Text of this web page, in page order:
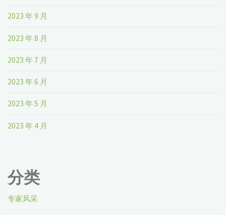
2023 年 9 月
2023 年 8 月
2023 年 7 月
2023 年 6 月
2023 年 5 月
2023 年 4 月
分类
专家风采